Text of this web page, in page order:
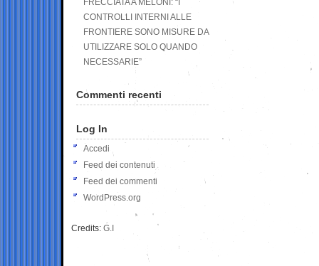
FRECCIATA A MELONI: “I
CONTROLLI INTERNI ALLE
FRONTIERE SONO MISURE DA
UTILIZZARE SOLO QUANDO
NECESSARIE”
Commenti recenti
Log In
Accedi
Feed dei contenuti
Feed dei commenti
WordPress.org
Credits: G.I